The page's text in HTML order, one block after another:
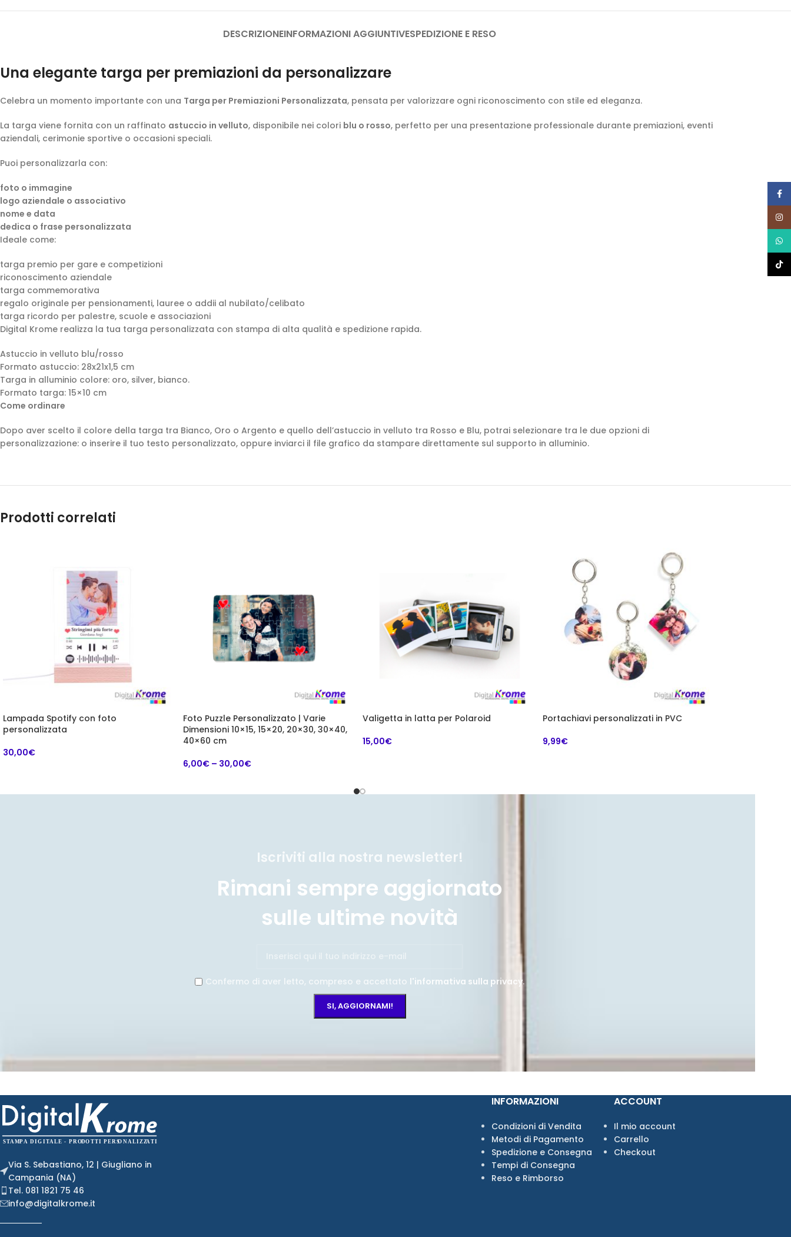
DESCRIZIONEINFORMAZIONI AGGIUNTIVESPEDIZIONE E RESO
Una elegante targa per premiazioni da personalizzare
Celebra un momento importante con una Targa per Premiazioni Personalizzata, pensata per valorizzare ogni riconoscimento con stile ed eleganza.
La targa viene fornita con un raffinato astuccio in velluto, disponibile nei colori blu o rosso, perfetto per una presentazione professionale durante premiazioni, eventi
aziendali, cerimonie sportive o occasioni speciali.
Puoi personalizzarla con:
foto o immagine
logo aziendale o associativo
nome e data
dedica o frase personalizzata
Ideale come:
targa premio per gare e competizioni
riconoscimento aziendale
targa commemorativa
regalo originale per pensionamenti, lauree o addii al nubilato/celibato
targa ricordo per palestre, scuole e associazioni
Digital Krome realizza la tua targa personalizzata con stampa di alta qualità e spedizione rapida.
Astuccio in velluto blu/rosso
Formato astuccio: 28x21x1,5 cm
Targa in alluminio colore: oro, silver, bianco.
Formato targa: 15×10 cm
Come ordinare
Dopo aver scelto il colore della targa tra Bianco, Oro o Argento e quello dell’astuccio in velluto tra Rosso e Blu, potrai selezionare tra le due opzioni di
personalizzazione: o inserire il tuo testo personalizzato, oppure inviarci il file grafico da stampare direttamente sul supporto in alluminio.
Prodotti correlati
Lampada Spotify con foto
personalizzata
30,00€
Foto Puzzle Personalizzato | Varie
Dimensioni 10×15, 15×20, 20×30, 30×40,
40×60 cm
6,00€– 30,00€
Valigetta in latta per Polaroid
15,00€
Portachiavi personalizzati in PVC
9,99€
Iscriviti alla nostra newsletter!
Rimani sempre aggiornato
sulle ultime novità
Confermo di aver letto, compreso e accettato l'informativa sulla privacy.
Via S. Sebastiano, 12 | Giugliano in
Campania (NA)
Tel. 081 1821 75 46
info@digitalkrome.it
INFORMAZIONI
Condizioni di Vendita
Metodi di Pagamento
Spedizione e Consegna
Tempi di Consegna
Reso e Rimborso
ACCOUNT
Il mio account
Carrello
Checkout